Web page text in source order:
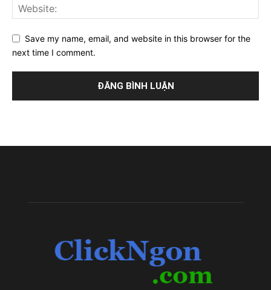
Save my name, email, and website in this browser for the
next time I comment.